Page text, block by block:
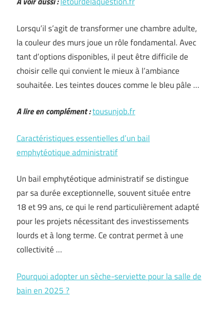
Lorsqu’il s’agit de transformer une chambre adulte,
la couleur des murs joue un rôle fondamental. Avec
tant d’options disponibles, il peut être difficile de
choisir celle qui convient le mieux à l’ambiance
souhaitée. Les teintes douces comme le bleu pâle …
A lire en complément :tousunjob.fr
Caractéristiques essentielles d’un bail
emphytéotique administratif
Un bail emphytéotique administratif se distingue
par sa durée exceptionnelle, souvent située entre
18 et 99 ans, ce qui le rend particulièrement adapté
pour les projets nécessitant des investissements
lourds et à long terme. Ce contrat permet à une
collectivité …
Pourquoi adopter un sèche-serviette pour la salle de
bain en 2025 ?